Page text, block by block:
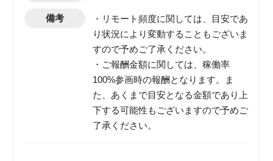
備考
・リモート頻度に関しては、目安であ
り状況により変動することもございま
すので予めご了承ください。
・ご報酬金額に関しては、稼働率
100%参画時の報酬となります。ま
た、あくまで目安となる金額であり上
下する可能性もございますので予めご
了承ください。